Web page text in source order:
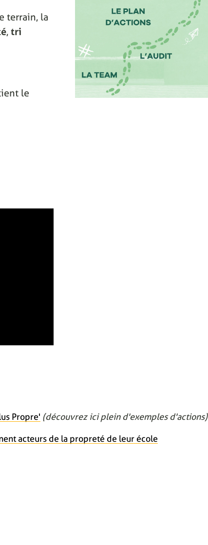
terrain, la
, tri
le
Propre' (découvrez ici plein d'exemples d'actions)
acteurs de la propreté de leur école